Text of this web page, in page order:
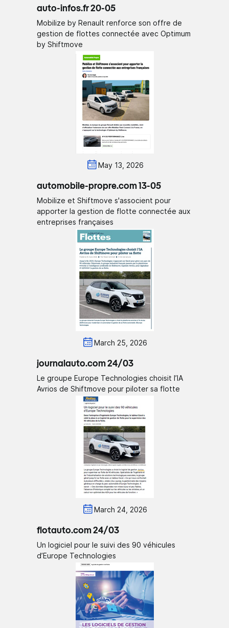
auto-infos.fr 20-05
Mobilize by Renault renforce son offre de
gestion de flottes connectée avec Optimum
by Shiftmove
May 13, 2026
automobile-propre.com 13-05
Mobilize et Shiftmove s'associent pour
apporter la gestion de flotte connectée aux
entreprises françaises
March 25, 2026
journalauto.com 24/03
Le groupe Europe Technologies choisit l’IA
Avrios de Shiftmove pour piloter sa flotte
March 24, 2026
flotauto.com 24/03
Un logiciel pour le suivi des 90 véhicules
d’Europe Technologies